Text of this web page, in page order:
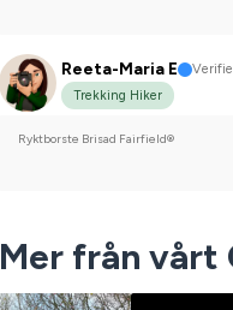
Reeta-Maria E
Trekking Hiker
Ryktborste Brisad Fairfield®
Mer från vårt